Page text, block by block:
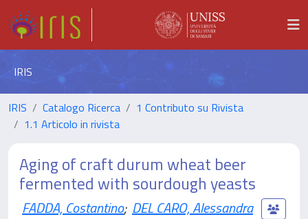
IRIS
IRIS Catalogo Ricerca
1 Contributo su Rivista
1.1 Articolo in rivista
Aging of craft durum wheat beer
fermented with sourdough yeasts
FADDA, Costantino; DEL CARO, Alessandra